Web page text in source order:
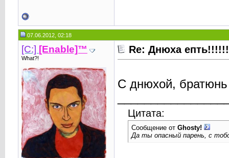
07.06.2012, 02:18
[C:] [Enable]™
What?!
Re: Днюха
С днюхой, братюнь
Цитата:
Сообщение от Ghosty!
Да ты опасный парень, с